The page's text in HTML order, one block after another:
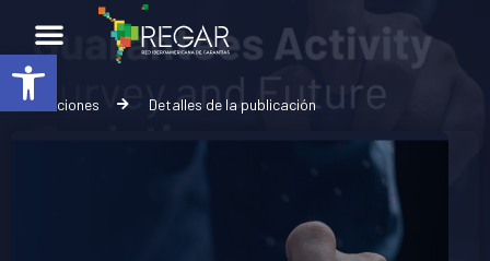
Abrir barra de herramientas
Publicaciones Detalles de la publicación